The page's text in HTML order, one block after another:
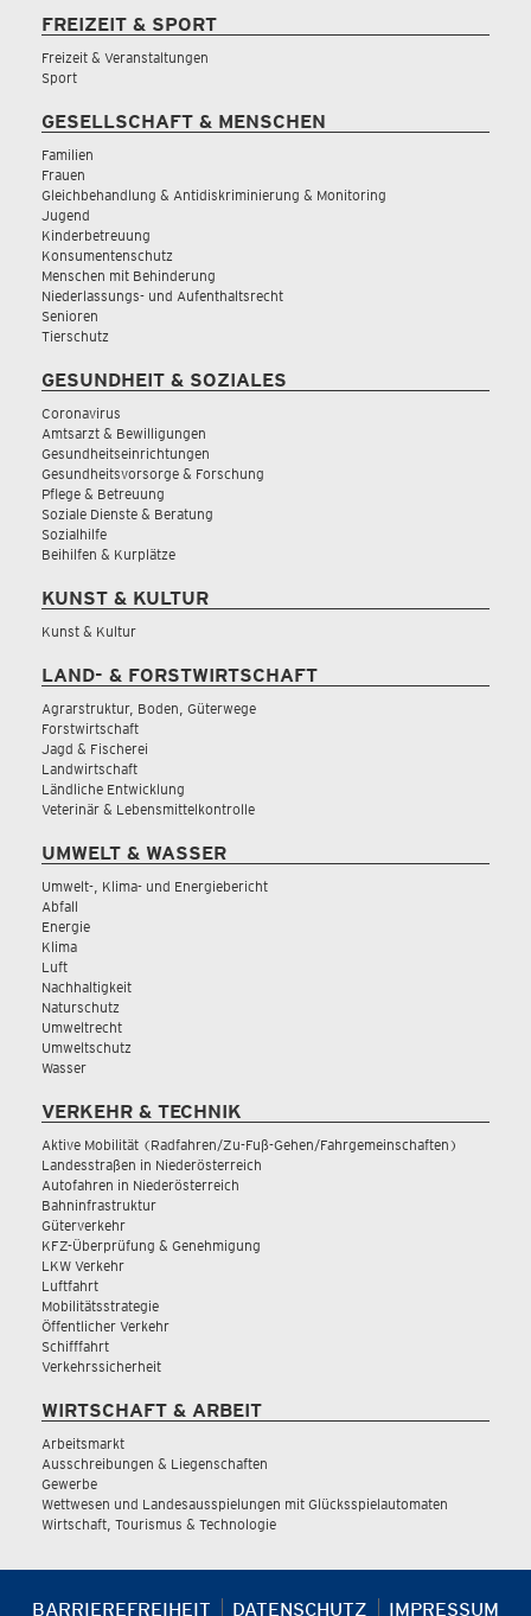
FREIZEIT & SPORT
Freizeit & Veranstaltungen
Sport
GESELLSCHAFT & MENSCHEN
Familien
Frauen
Gleichbehandlung & Antidiskriminierung & Monitoring
Jugend
Kinderbetreuung
Konsumentenschutz
Menschen mit Behinderung
Niederlassungs- und Aufenthaltsrecht
Senioren
Tierschutz
GESUNDHEIT & SOZIALES
Coronavirus
Amtsarzt & Bewilligungen
Gesundheitseinrichtungen
Gesundheitsvorsorge & Forschung
Pflege & Betreuung
Soziale Dienste & Beratung
Sozialhilfe
Beihilfen & Kurplätze
KUNST & KULTUR
Kunst & Kultur
LAND- & FORSTWIRTSCHAFT
Agrarstruktur, Boden, Güterwege
Forstwirtschaft
Jagd & Fischerei
Landwirtschaft
Ländliche Entwicklung
Veterinär & Lebensmittelkontrolle
UMWELT & WASSER
Umwelt-, Klima- und Energiebericht
Abfall
Energie
Klima
Luft
Nachhaltigkeit
Naturschutz
Umweltrecht
Umweltschutz
Wasser
VERKEHR & TECHNIK
Aktive Mobilität (Radfahren/Zu-Fuß-Gehen/Fahrgemeinschaften)
Landesstraßen in Niederösterreich
Autofahren in Niederösterreich
Bahninfrastruktur
Güterverkehr
KFZ-Überprüfung & Genehmigung
LKW Verkehr
Luftfahrt
Mobilitätsstrategie
Öffentlicher Verkehr
Schifffahrt
Verkehrssicherheit
WIRTSCHAFT & ARBEIT
Arbeitsmarkt
Ausschreibungen & Liegenschaften
Gewerbe
Wettwesen und Landesausspielungen mit Glücksspielautomaten
Wirtschaft, Tourismus & Technologie
BARRIEREFREIHEIT DATENSCHUTZ IMPRESSUM